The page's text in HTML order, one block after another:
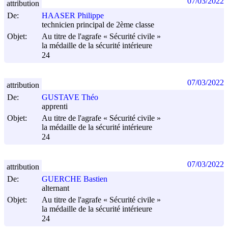
De:
HAASER Philippe
technicien principal de 2ème classe
Objet:
Au titre de l'agrafe « Sécurité civile »
la médaille de la sécurité intérieure
24
attribution
De:
GUSTAVE Théo
apprenti
Objet:
Au titre de l'agrafe « Sécurité civile »
la médaille de la sécurité intérieure
24
attribution 07/03/2022
De:
GUERCHE Bastien
alternant
Objet:
Au titre de l'agrafe « Sécurité civile »
la médaille de la sécurité intérieure
24
attribution 07/03/2022